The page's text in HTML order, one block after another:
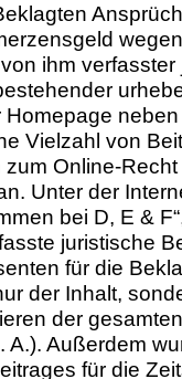
ihm verfasster
Vielzahl von
Online-
Unter der
bei D, E &
juristische
für die
der Inhalt,
der
A.). Außerdem
für die